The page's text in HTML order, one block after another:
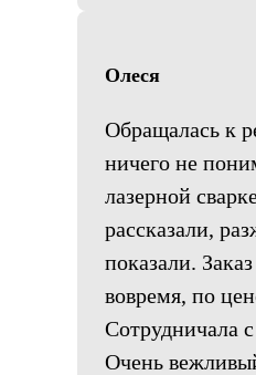
Олеся
Обращалась к
ничего не
лазерной
рассказали,
показали.
вовремя, по
Сотрудничала
Очень